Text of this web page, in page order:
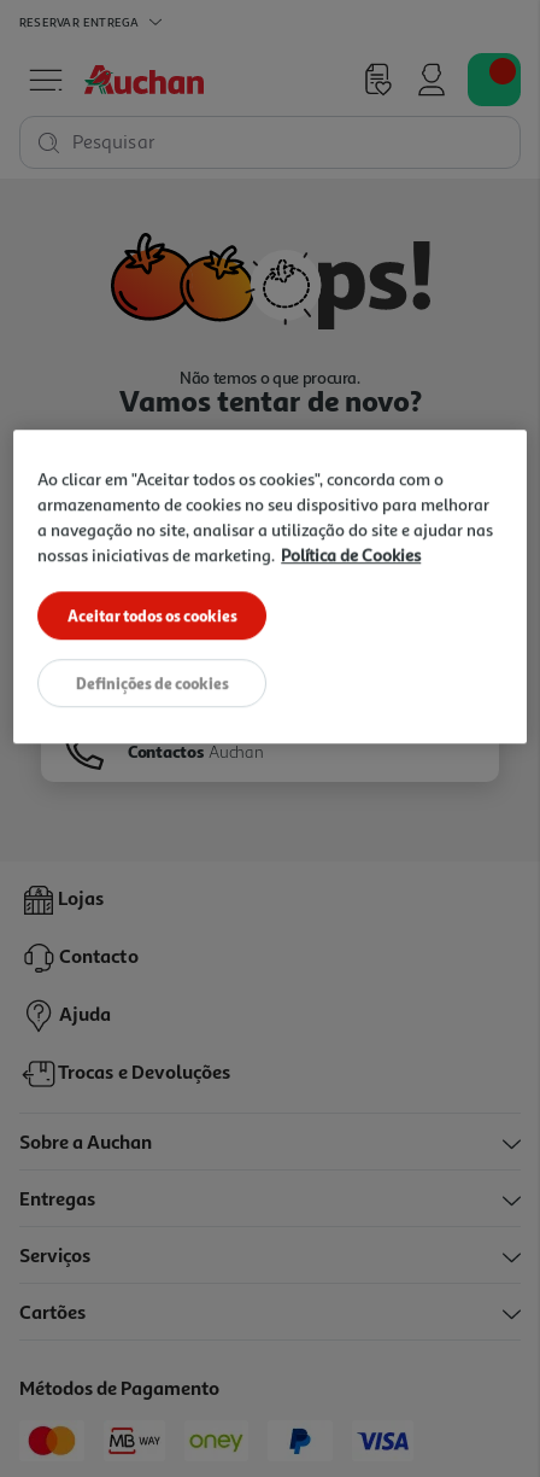
RESERVAR ENTREGA
Pesquisar
Não temos o que procura.
Vamos tentar de novo?
Ir para Homepage
Folhetos
Contactos Auchan
Lojas
Contacto
Ajuda
Trocas e Devoluções
Sobre a Auchan
Entregas
Serviços
Cartões
Métodos de Pagamento
Ao clicar em "Aceitar todos os cookies", concorda com o
armazenamento de cookies no seu dispositivo para melhorar
a navegação no site, analisar a utilização do site e ajudar nas
nossas iniciativas de marketing. Política de Cookies
Aceitar todos os cookies
Definições de cookies